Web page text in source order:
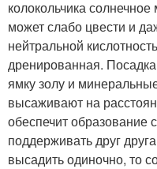
колокольчика
может слабо цвести и
нейтральной
дренированная.
ямку золу и
высаживают на
обеспечит образование
поддерживать друг
высадить одиночно, то